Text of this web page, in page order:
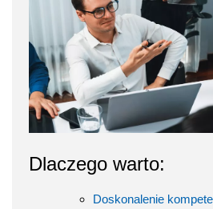
Dlaczego warto:
Doskonalenie